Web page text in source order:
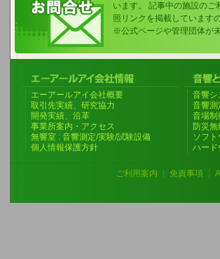
います。 記事中の施設の
照リンクを掲載しています
※公式ページや管理団体が
エーアールアイ会社概要
取引先実績、研究協力
開発実績、沿革
事業所案内・アクセス
無響室 : 音響測定/実験/試験設備
個人情報保護方針
音響シ
音響測
音場制
防災
ソフ
ハード
ご利用案内 免責事項